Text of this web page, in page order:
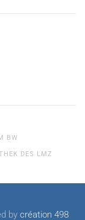
BW
DES LMZ
by création 498